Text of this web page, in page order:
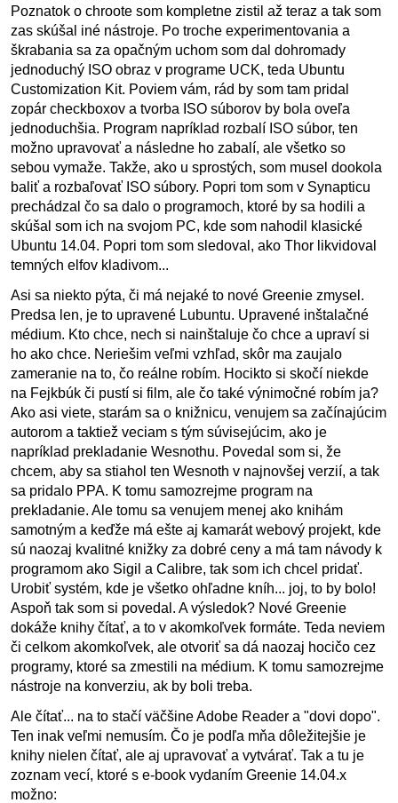
Poznatok o chroote som kompletne zistil až teraz a tak som
zas skúšal iné nástroje. Po troche experimentovania a
škrabania sa za opačným uchom som dal dohromady
jednoduchý ISO obraz v programe UCK, teda Ubuntu
Customization Kit. Poviem vám, rád by som tam pridal
zopár checkboxov a tvorba ISO súborov by bola oveľa
jednoduchšia. Program napríklad rozbalí ISO súbor, ten
možno upravovať a následne ho zabalí, ale všetko so
sebou vymaže. Takže, ako u sprostých, som musel dookola
baliť a rozbaľovať ISO súbory. Popri tom som v Synapticu
prechádzal čo sa dalo o programoch, ktoré by sa hodili a
skúšal som ich na svojom PC, kde som nahodil klasické
Ubuntu 14.04. Popri tom som sledoval, ako Thor likvidoval
temných elfov kladivom...
Asi sa niekto pýta, či má nejaké to nové Greenie zmysel.
Predsa len, je to upravené Lubuntu. Upravené inštalačné
médium. Kto chce, nech si nainštaluje čo chce a upraví si
ho ako chce. Neriešim veľmi vzhľad, skôr ma zaujalo
zameranie na to, čo reálne robím. Hocikto si skočí niekde
na Fejkbúk či pustí si film, ale čo také výnimočné robím ja?
Ako asi viete, starám sa o knižnicu, venujem sa začínajúcim
autorom a taktiež veciam s tým súvisejúcim, ako je
napríklad prekladanie Wesnothu. Povedal som si, že
chcem, aby sa stiahol ten Wesnoth v najnovšej verzií, a tak
sa pridalo PPA. K tomu samozrejme program na
prekladanie. Ale tomu sa venujem menej ako knihám
samotným a keďže má ešte aj kamarát webový projekt, kde
sú naozaj kvalitné knižky za dobré ceny a má tam návody k
programom ako Sigil a Calibre, tak som ich chcel pridať.
Urobiť systém, kde je všetko ohľadne kníh... joj, to by bolo!
Aspoň tak som si povedal. A výsledok? Nové Greenie
dokáže knihy čítať, a to v akomkoľvek formáte. Teda neviem
či celkom akomkoľvek, ale otvoriť sa dá naozaj hocičo cez
programy, ktoré sa zmestili na médium. K tomu samozrejme
nástroje na konverziu, ak by boli treba.
Ale čítať... na to stačí väčšine Adobe Reader a "dovi dopo".
Ten inak veľmi nemusím. Čo je podľa mňa dôležitejšie je
knihy nielen čítať, ale aj upravovať a vytvárať. Tak a tu je
zoznam vecí, ktoré s e-book vydaním Greenie 14.04.x
možno: